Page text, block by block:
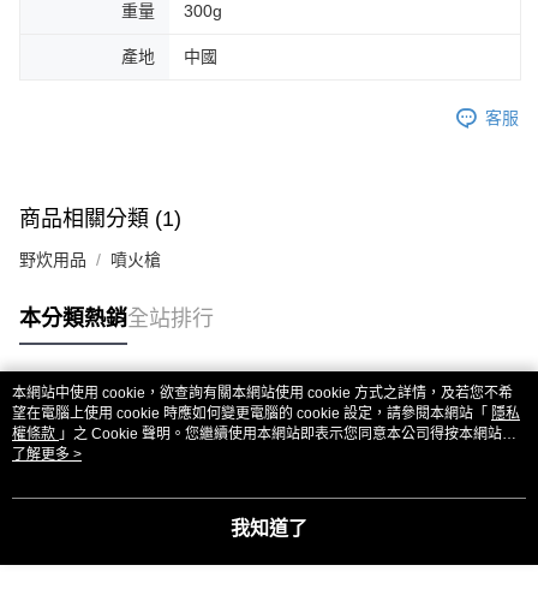
重量 300g
產地 中國
客服
商品相關分類 (1)
野炊用品 噴火槍
本分類熱銷全站排行
熱門標籤
本網站中使用 cookie，欲查詢有關本網站使用 cookie 方式之詳情，及若您不希
望在電腦上使用 cookie 時應如何變更電腦的 cookie 設定，請參閱本網站「 隱私
權條款 」之 Cookie 聲明。您繼續使用本網站即表示您同意本公司得按本網站使
用條款之 Cookie 聲明使用 cookie。
了解更多 >
我知道了